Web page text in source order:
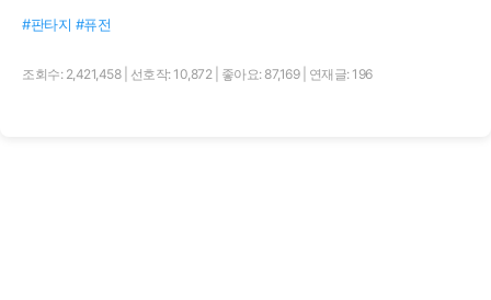
#판타지 #퓨전
조회수: 2,421,458 선호작: 10,872 좋아요: 87,169 연재글: 196